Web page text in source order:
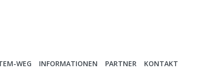
WEG INFORMATIONEN PARTNER KONTAKT